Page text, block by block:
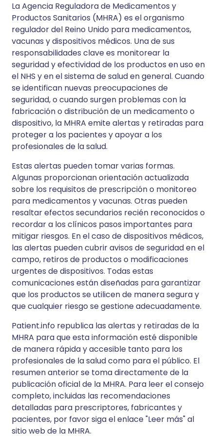
La Agencia Reguladora de Medicamentos y
Productos Sanitarios (MHRA) es el organismo
regulador del Reino Unido para medicamentos,
vacunas y dispositivos médicos. Una de sus
responsabilidades clave es monitorear la
seguridad y efectividad de los productos en uso en
el NHS y en el sistema de salud en general. Cuando
se identifican nuevas preocupaciones de
seguridad, o cuando surgen problemas con la
fabricación o distribución de un medicamento o
dispositivo, la MHRA emite alertas y retiradas para
proteger a los pacientes y apoyar a los
profesionales de la salud.
Estas alertas pueden tomar varias formas.
Algunas proporcionan orientación actualizada
sobre los requisitos de prescripción o monitoreo
para medicamentos y vacunas. Otras pueden
resaltar efectos secundarios recién reconocidos o
recordar a los clínicos pasos importantes para
mitigar riesgos. En el caso de dispositivos médicos,
las alertas pueden cubrir avisos de seguridad en el
campo, retiros de productos o modificaciones
urgentes de dispositivos. Todas estas
comunicaciones están diseñadas para garantizar
que los productos se utilicen de manera segura y
que cualquier riesgo se gestione adecuadamente.
Patient.info republica las alertas y retiradas de la
MHRA para que esta información esté disponible
de manera rápida y accesible tanto para los
profesionales de la salud como para el público. El
resumen anterior se toma directamente de la
publicación oficial de la MHRA. Para leer el consejo
completo, incluidas las recomendaciones
detalladas para prescriptores, fabricantes y
pacientes, por favor siga el enlace "Leer más" al
sitio web de la MHRA.